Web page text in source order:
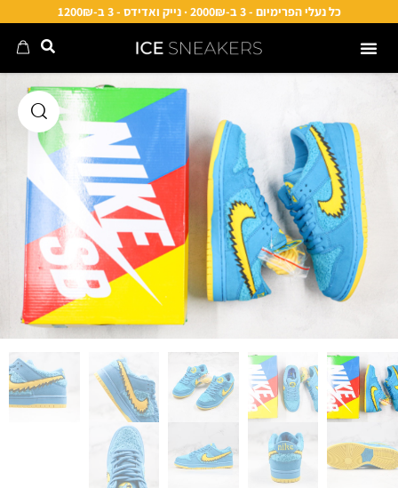
כל נעלי הפרימיום - 3 ב-2000₪ · נייק ואדידס - 3 ב-1200₪